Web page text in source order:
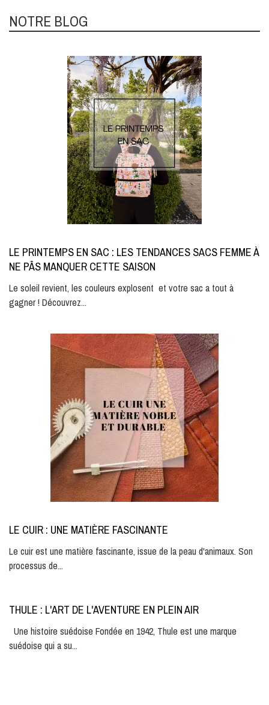
NOTRE BLOG
LE PRINTEMPS EN SAC : LES TENDANCES SACS FEMME À
NE PÂS MANQUER CETTE SAISON
Le soleil revient, les couleurs explosent et votre sac a tout à
gagner ! Découvrez...
LE CUIR : UNE MATIÈRE FASCINANTE
Le cuir est une matière fascinante, issue de la peau d'animaux. Son
processus de...
THULE : L'ART DE L'AVENTURE EN PLEIN AIR
Une histoire suédoise Fondée en 1942, Thule est une marque
suédoise qui a su...